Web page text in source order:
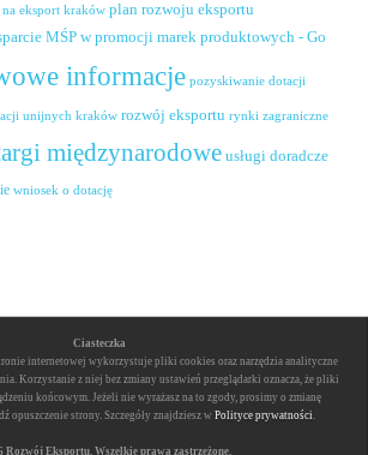
eksport kraków plan rozwoju eksportu
MŚP w promocji marek produktowych - Go
informacje pozyskiwanie dotacji
unijnych kraków rozwój eksportu rynki zagraniczne
międzynarodowe usługi doradcze
wniosek o dotację
Ciasteczka
internetowej wykorzystuje pliki cookies oraz narzędzia analityczne
Korzystanie z niej bez zmiany ustawień przeglądarki oznacza, że pliki
końcowym. Jeżeli nie wyrażasz na to zgody, prosimy o zmianę
opuszczenie strony. Szczegóły znajdziesz w Polityce prywatności.
Rozwój Eksportu. Wszelkie prawa zastrzeżone.